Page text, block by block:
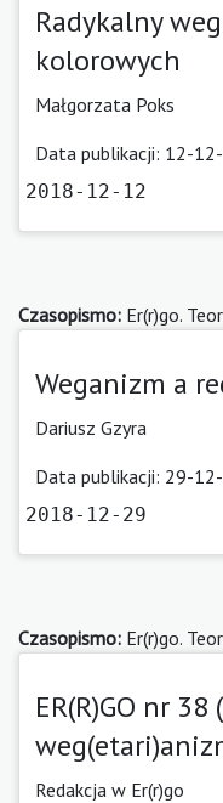
Radykalny
kolorowych
Małgorzata Poks
Data publikacji: 12-
2018-12-12
Czasopismo: Er(r)go.
Weganizm a
Dariusz Gzyra
Data publikacji: 29-
2018-12-29
Czasopismo: Er(r)go.
ER(R)GO nr
Redakcja w Er(r)go